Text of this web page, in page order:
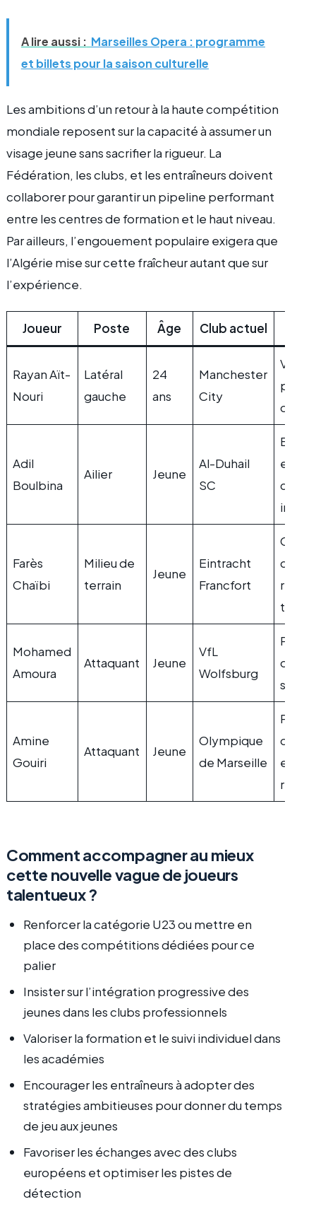
A lire aussi : Marseilles Opera : programme
et billets pour la saison culturelle
Les ambitions d’un retour à la haute compétition
mondiale reposent sur la capacité à assumer un
visage jeune sans sacrifier la rigueur. La
Fédération, les clubs, et les entraîneurs doivent
collaborer pour garantir un pipeline performant
entre les centres de formation et le haut niveau.
Par ailleurs, l’engouement populaire exigera que
l’Algérie mise sur cette fraîcheur autant que sur
l’expérience.
Joueur Poste Âge Club actuel
Rayan Aït-
Nouri
Latéral
gauche
24
ans
Manchester
City
Adil
Boulbina
Ailier Jeune
Al-Duhail
SC
Farès
Chaïbi
Milieu de
terrain
Jeune
Eintracht
Francfort
du
Mohamed
Amoura
Attaquant Jeune
VfL
Wolfsburg
sens
Amine
Gouiri
Attaquant Jeune
Olympique
de Marseille
Comment accompagner au mieux
cette nouvelle vague de joueurs
talentueux ?
Renforcer la catégorie U23 ou mettre en
place des compétitions dédiées pour ce
palier
Insister sur l’intégration progressive des
jeunes dans les clubs professionnels
Valoriser la formation et le suivi individuel dans
les académies
Encourager les entraîneurs à adopter des
stratégies ambitieuses pour donner du temps
de jeu aux jeunes
Favoriser les échanges avec des clubs
européens et optimiser les pistes de
détection